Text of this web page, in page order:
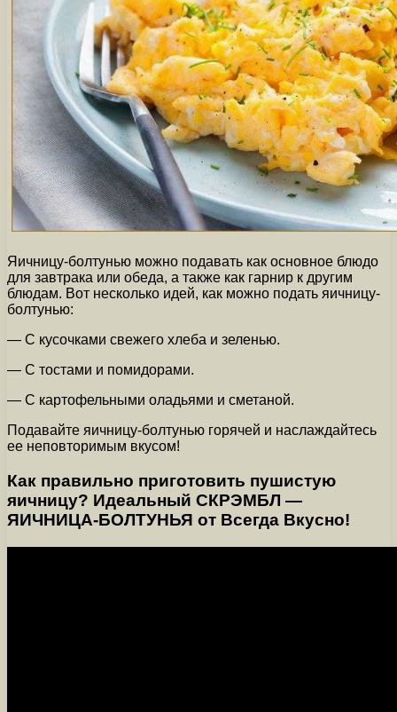
Яичницу-болтунью можно подавать как основное блюдо
для завтрака или обеда, а также как гарнир к другим
блюдам. Вот несколько идей, как можно подать яичницу-
болтунью:
— С кусочками свежего хлеба и зеленью.
— С тостами и помидорами.
— С картофельными оладьями и сметаной.
Подавайте яичницу-болтунью горячей и наслаждайтесь
ее неповторимым вкусом!
Как правильно приготовить пушистую
яичницу? Идеальный СКРЭМБЛ —
ЯИЧНИЦА-БОЛТУНЬЯ от Всегда Вкусно!